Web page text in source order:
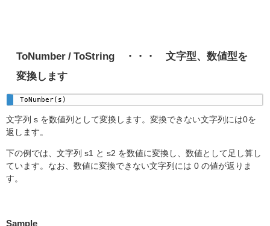
ToNumber / ToString ・・・ 文字型、数値型を
変換します
ToNumber(s)
文字列 s を数値列として変換します。変換できない文字列には0を
返します。
下の例では、文字列 s1 と s2 を数値に変換し、数値として足し算し
ています。なお、数値に変換できない文字列には 0 の値が返りま
す。
Sample